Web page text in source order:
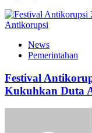
News
Pemerintahan
Festival
Kukuhkan Duta